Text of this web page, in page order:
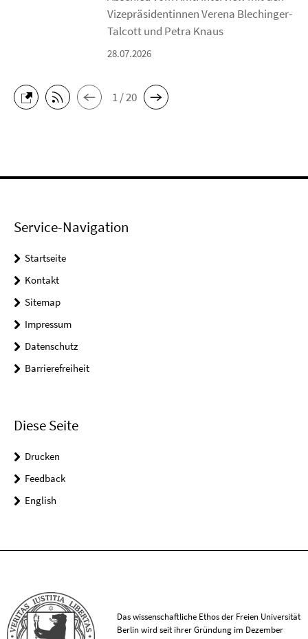
Vizepräsidentinnen Verena Blechinger-
Talcott und Petra Knaus
28.07.2026
1 / 20
Service-Navigation
Startseite
Kontakt
Sitemap
Impressum
Datenschutz
Barrierefreiheit
Diese Seite
Drucken
Feedback
English
Das wissenschaftliche Ethos der Freien Universität
Berlin wird seit ihrer Gründung im Dezember